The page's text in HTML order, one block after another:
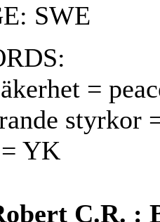
SWE
=
styrkor
YK
C.R. :